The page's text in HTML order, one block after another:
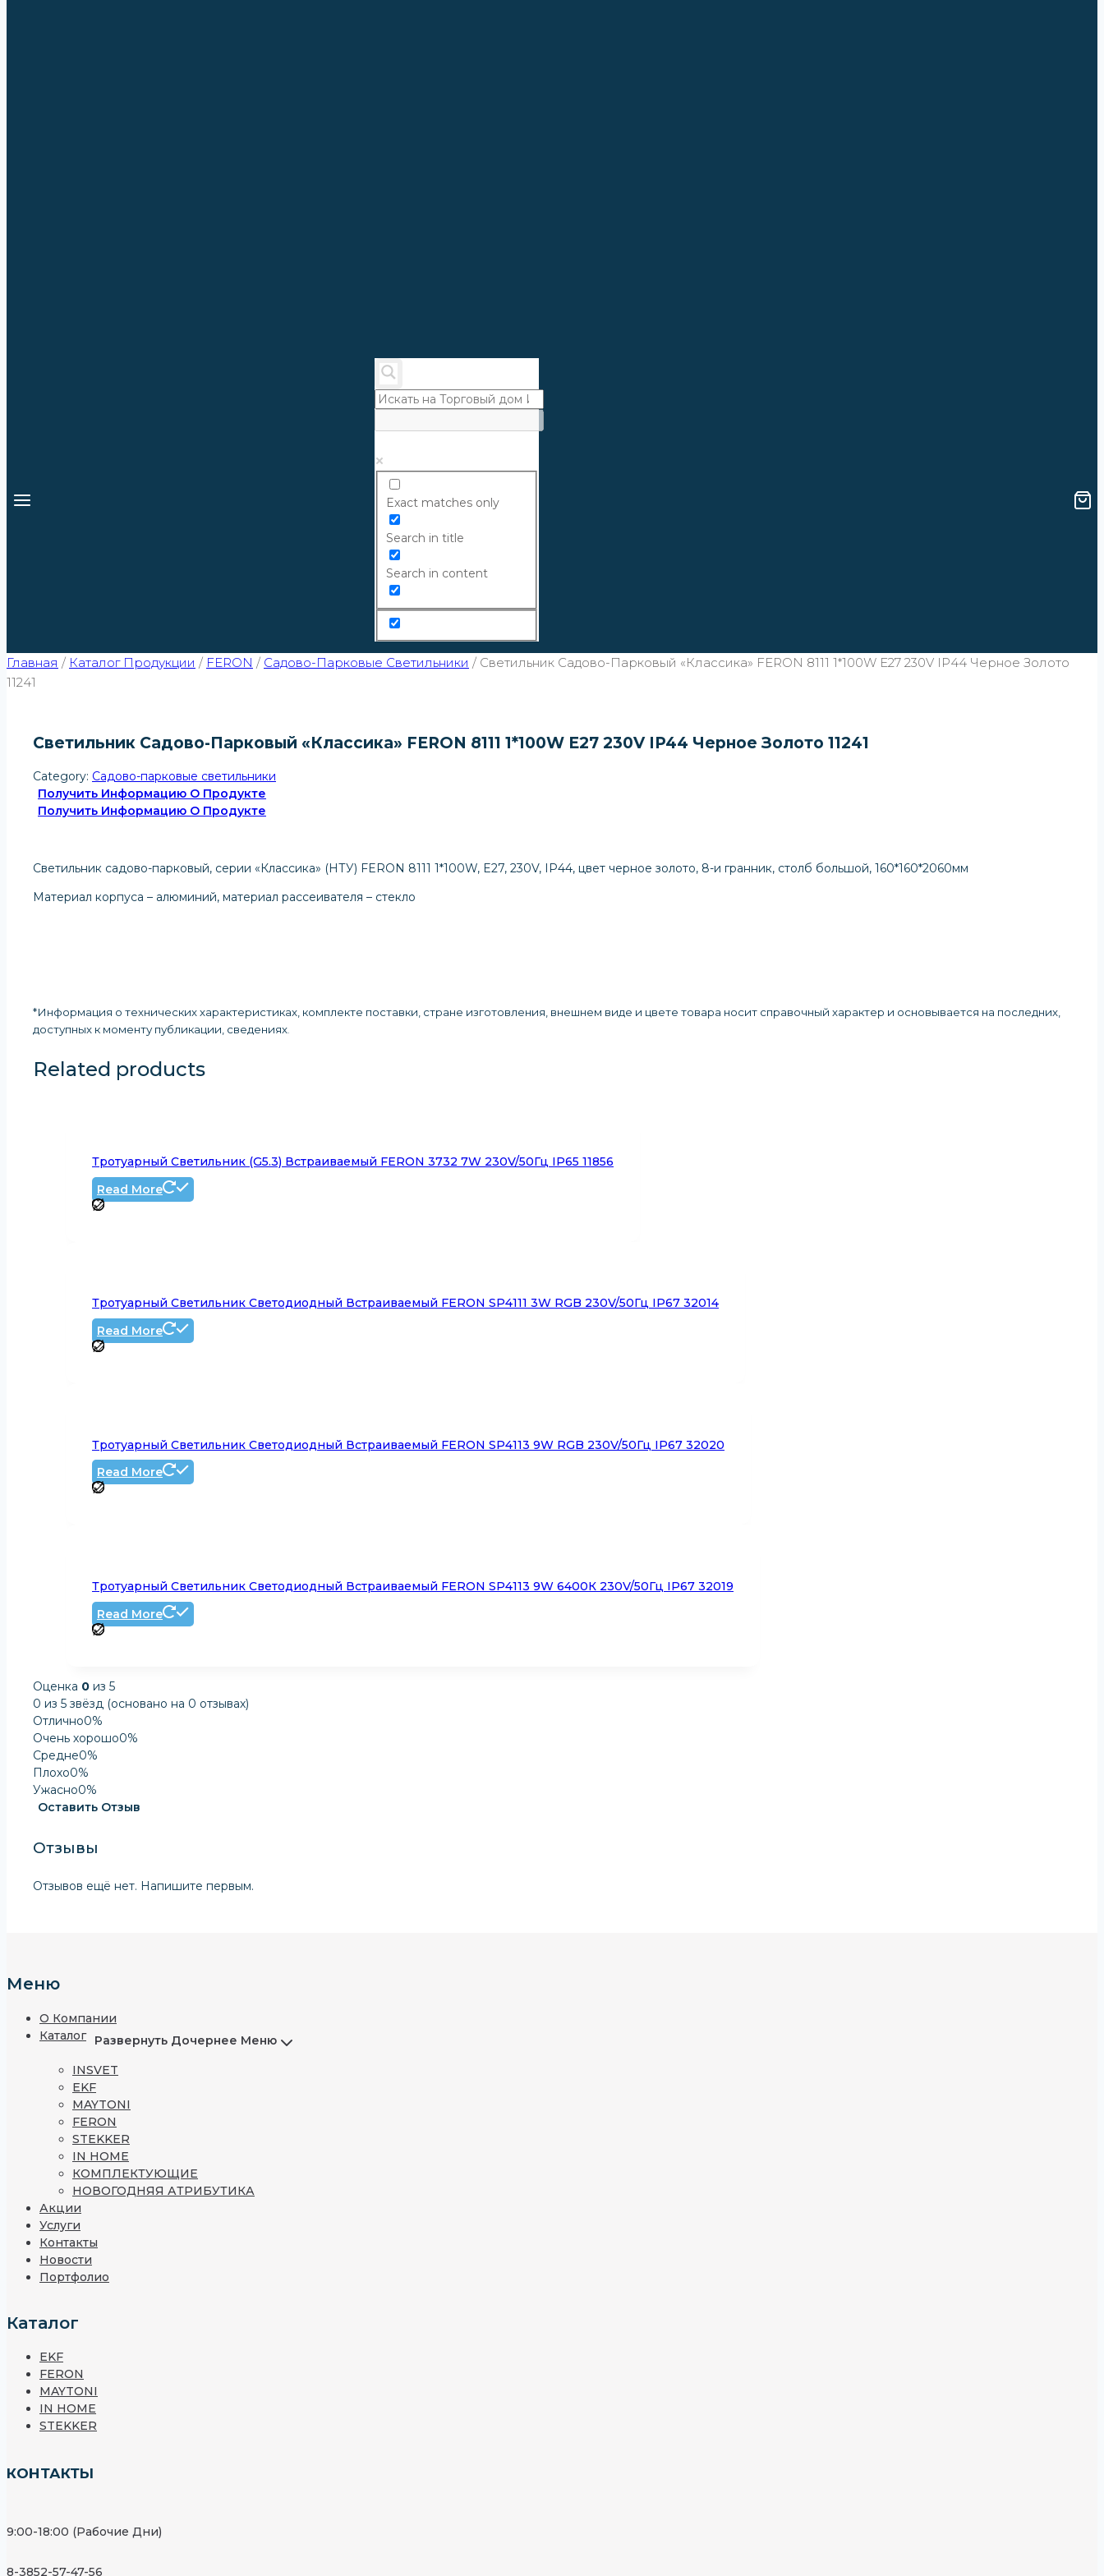
Exact matches only
Search in title
Search in content
Главная / Каталог Продукции / FERON / Садово-Парковые Светильники / Светильник Садово-Парковый «Классика» FERON 8111 1*100W E27 230V IP44 Черное Золото
11241
Светильник Садово-Парковый «Классика» FERON 8111 1*100W E27 230V IP44 Черное Золото 11241
Category: Садово-парковые светильники
Получить Информацию О Продукте
Получить Информацию О Продукте
Светильник садово-парковый, серии «Классика» (НТУ) FERON 8111 1*100W, E27, 230V, IP44, цвет черное золото, 8-и гранник, столб большой, 160*160*2060мм
Материал корпуса – алюминий, материал рассеивателя – стекло
*Информация о технических характеристиках, комплекте поставки, стране изготовления, внешнем виде и цвете товара носит справочный характер и основывается на последних,
доступных к моменту публикации, сведениях.
Related products
Тротуарный Светильник (G5.3) Встраиваемый FERON 3732 7W 230V/50Гц IP65 11856
Read More
Тротуарный Светильник Светодиодный Встраиваемый FERON SP4111 3W RGB 230V/50Гц IP67 32014
Read More
Тротуарный Светильник Светодиодный Встраиваемый FERON SP4113 9W RGB 230V/50Гц IP67 32020
Read More
Тротуарный Светильник Светодиодный Встраиваемый FERON SP4113 9W 6400К 230V/50Гц IP67 32019
Read More
Оценка 0 из 5
0 из 5 звёзд (основано на 0 отзывах)
Отлично0%
Очень хорошо0%
Средне0%
Плохо0%
Ужасно0%
Оставить Отзыв
Отзывы
Отзывов ещё нет. Напишите первым.
Меню
О Компании
Каталог
Развернуть Дочернее Меню
INSVET
EKF
MAYTONI
FERON
STEKKER
IN HOME
КОМПЛЕКТУЮЩИЕ
НОВОГОДНЯЯ АТРИБУТИКА
Акции
Услуги
Контакты
Новости
Портфолио
Каталог
EKF
FERON
MAYTONI
IN HOME
STEKKER
КОНТАКТЫ
9:00-18:00 (Рабочие Дни)
8-3852-57-47-56